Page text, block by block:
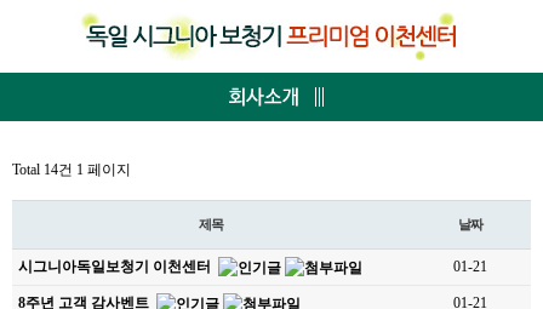
Total 14건 1 페이지
제목 날짜
시그니아독일보청기 이천센터 01-21
8주년 고객 감사벤트 01-21